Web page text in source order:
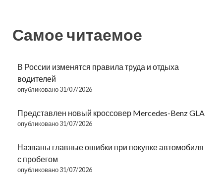
Самое читаемое
В России изменятся правила труда и отдыха
водителей
опубликовано 31/07/2026
Представлен новый кроссовер Mercedes-Benz GLA
опубликовано 31/07/2026
Названы главные ошибки при покупке автомобиля
с пробегом
опубликовано 31/07/2026